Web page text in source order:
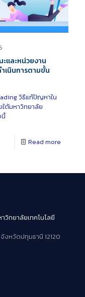
และหน่วยงาน
เนินการตามขั้น
วิธีแก้ปัญหาใน
ใต้มหาวิทยาลัย
นี้
Read more
วิทยาลัยเทคโนโลยี
หวัดปทุมธานี 12120